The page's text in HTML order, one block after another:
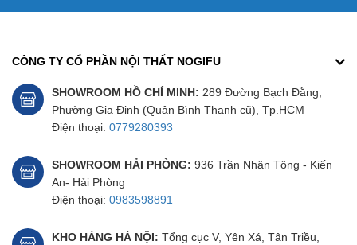
Sản phẩm ghế thí nghiệm Hòa Phát GTN101
GIÁ: 250.000đ
Từ khóa tìm kiếm sản phẩm
cho phòng thí nghiệm
Liên hệ hotline0779280393để nhận Catalogue về sản phẩm
CÔNG TY CỔ PHẦN NỘI THẤT NOGIFU
SHOWROOM HỒ CHÍ MINH: 289 Đường Bạch Đằng,
Phường Gia Định (Quận Bình Thạnh cũ), Tp.HCM
Điện thoại: 0779280393
SHOWROOM HẢI PHÒNG: 936 Trần Nhân Tông - Kiến
An- Hải Phòng
Điện thoại: 0983598891
KHO HÀNG HÀ NỘI: Tổng cục V, Yên Xá, Tân Triều,